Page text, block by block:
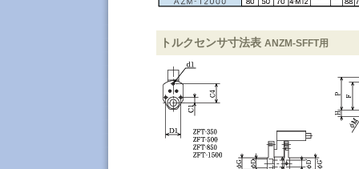
トルクセンサ寸法表 ANZM-SFFT用